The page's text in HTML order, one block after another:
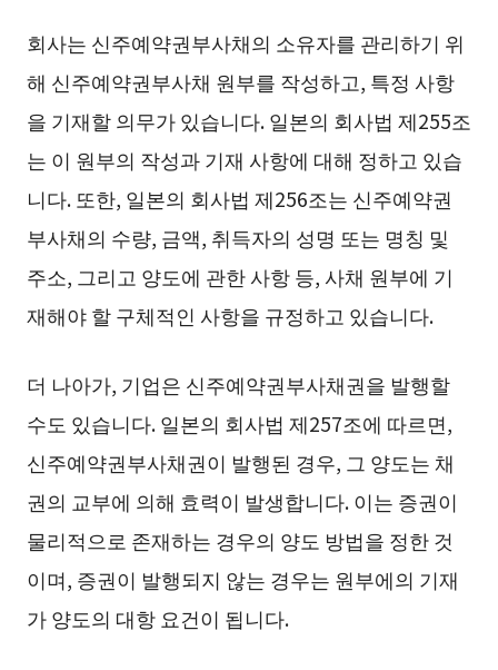
회사는 신주예약권부사채의 소유자를 관리하기 위
해 신주예약권부사채 원부를 작성하고, 특정 사항
을 기재할 의무가 있습니다. 일본의 회사법 제255조
는 이 원부의 작성과 기재 사항에 대해 정하고 있습
니다. 또한, 일본의 회사법 제256조는 신주예약권
부사채의 수량, 금액, 취득자의 성명 또는 명칭 및
주소, 그리고 양도에 관한 사항 등, 사채 원부에 기
재해야 할 구체적인 사항을 규정하고 있습니다.
더 나아가, 기업은 신주예약권부사채권을 발행할
수도 있습니다. 일본의 회사법 제257조에 따르면,
신주예약권부사채권이 발행된 경우, 그 양도는 채
권의 교부에 의해 효력이 발생합니다. 이는 증권이
물리적으로 존재하는 경우의 양도 방법을 정한 것
이며, 증권이 발행되지 않는 경우는 원부에의 기재
가 양도의 대항 요건이 됩니다.